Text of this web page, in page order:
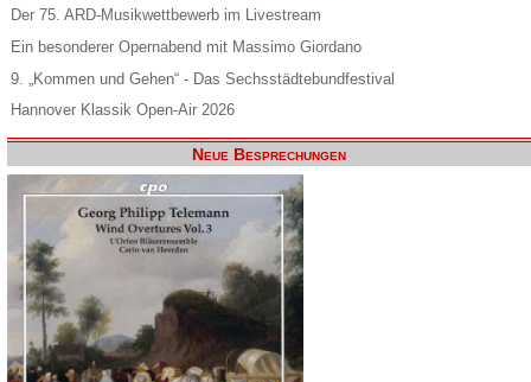
Der 75. ARD-Musikwettbewerb im Livestream
Ein besonderer Opernabend mit Massimo Giordano
9. „Kommen und Gehen“ - Das Sechsstädtebundfestival
Hannover Klassik Open-Air 2026
Neue Besprechungen